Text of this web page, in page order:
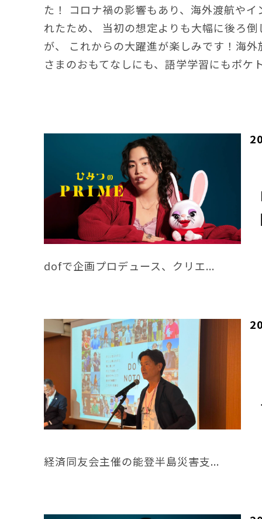
た！ コロナ禍の影響もあり、海外渡航や
れたため、 当初の想定よりも大幅に後ろ
が、 これからの大躍進が楽しみです！海
さまのおもてなしにも、語学学習にもポケ
dofで企画プロデュース、クリエ...
経済同友会主催の能登半島災害支...